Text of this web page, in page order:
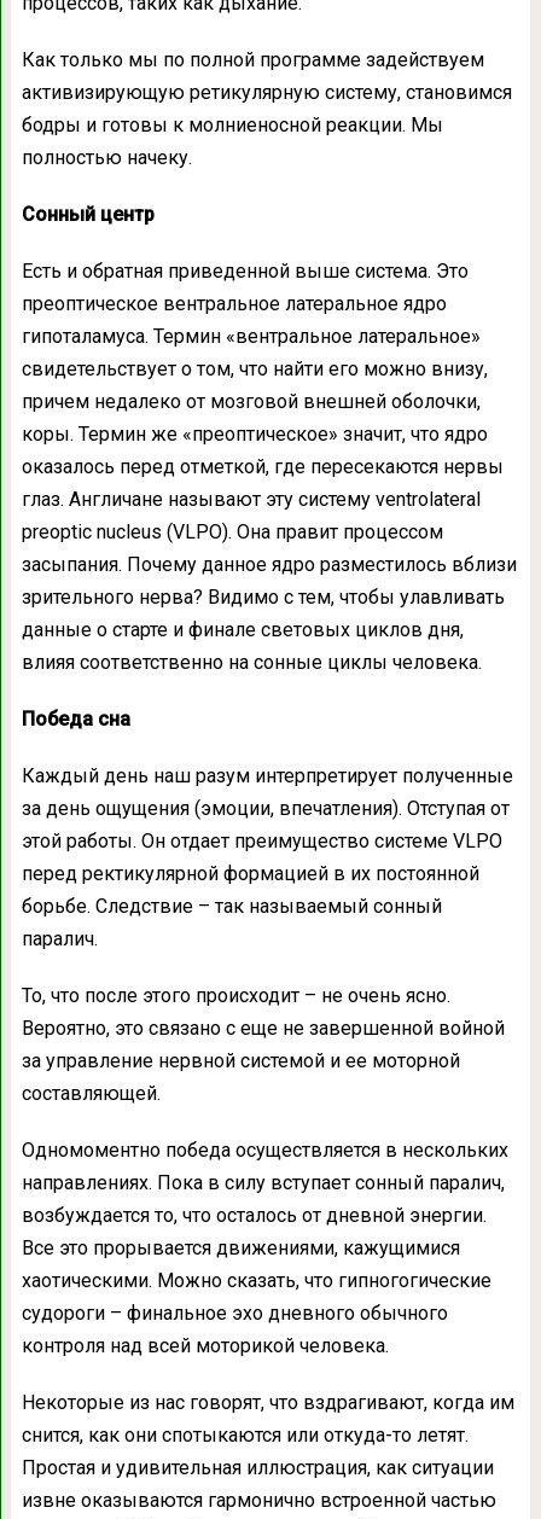
Как только мы по полной программе задействуем
активизирующую ретикулярную систему, становимся
бодры и готовы к молниеносной реакции. Мы
полностью начеку.
Сонный центр
Есть и обратная приведенной выше система. Это
преоптическое вентральное латеральное ядро
гипоталамуса. Термин «вентральное латеральное»
свидетельствует о том, что найти его можно внизу,
причем недалеко от мозговой внешней оболочки,
коры. Термин же «преоптическое» значит, что ядро
оказалось перед отметкой, где пересекаются нервы
глаз. Англичане называют эту систему ventrolateral
preoptic nucleus (VLPO). Она правит процессом
засыпания. Почему данное ядро разместилось вблизи
зрительного нерва? Видимо с тем, чтобы улавливать
данные о старте и финале световых циклов дня,
влияя соответственно на сонные циклы человека.
Победа сна
Каждый день наш разум интерпретирует полученные
за день ощущения (эмоции, впечатления). Отступая от
этой работы. Он отдает преимущество системе VLPO
перед ректикулярной формацией в их постоянной
борьбе. Следствие – так называемый сонный
паралич.
То, что после этого происходит – не очень ясно.
Вероятно, это связано с еще не завершенной войной
за управление нервной системой и ее моторной
составляющей.
Одномоментно победа осуществляется в нескольких
направлениях. Пока в силу вступает сонный паралич,
возбуждается то, что осталось от дневной энергии.
Все это прорывается движениями, кажущимися
хаотическими. Можно сказать, что гипногогические
судороги – финальное эхо дневного обычного
контроля над всей моторикой человека.
Некоторые из нас говорят, что вздрагивают, когда им
снится, как они спотыкаются или откуда-то летят.
Простая и удивительная иллюстрация, как ситуации
извне оказываются гармонично встроенной частью